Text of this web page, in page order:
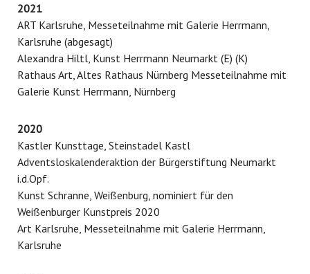
2021
ART Karlsruhe, Messeteilnahme mit Galerie Herrmann,
Karlsruhe (abgesagt)
Alexandra Hiltl, Kunst Herrmann Neumarkt (E) (K)
Rathaus Art, Altes Rathaus Nürnberg Messeteilnahme mit
Galerie Kunst Herrmann, Nürnberg
2020
Kastler Kunsttage, Steinstadel Kastl
Adventsloskalenderaktion der Bürgerstiftung Neumarkt
i.d.Opf.
Kunst Schranne, Weißenburg, nominiert für den
Weißenburger Kunstpreis 2020
Art Karlsruhe, Messeteilnahme mit Galerie Herrmann,
Karlsruhe